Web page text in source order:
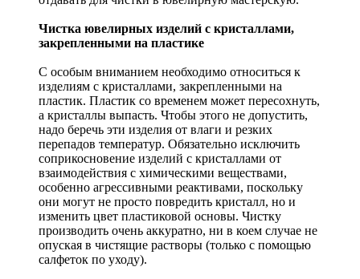
Чистка ювелирных изделий с кристаллами,
закрепленными на пластике
С особым вниманием необходимо относиться к
изделиям с кристаллами, закрепленными на
пластик. Пластик со временем может пересохнуть,
а кристаллы выпасть. Чтобы этого не допустить,
надо беречь эти изделия от влаги и резких
перепадов температур. Обязательно исключить
соприкосновение изделий с кристаллами от
взаимодействия с химическими веществами,
особенно агрессивными реактивами, поскольку
они могут не просто повредить кристалл, но и
изменить цвет пластиковой основы. Чистку
производить очень аккуратно, ни в коем случае не
опуская в чистящие растворы (только с помощью
салфеток по уходу).